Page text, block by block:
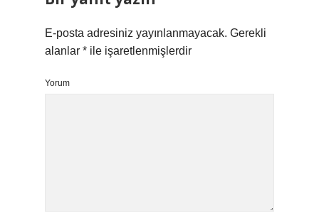
E-posta adresiniz yayınlanmayacak. Gerekli
alanlar * ile işaretlenmişlerdir
Yorum